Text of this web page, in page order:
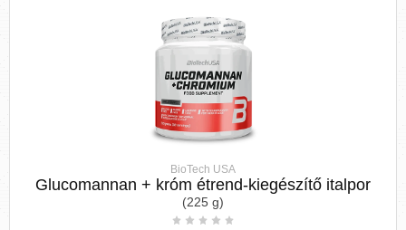
BioTech USA
Glucomannan + króm étrend-kiegészítő italpor
(225 g)